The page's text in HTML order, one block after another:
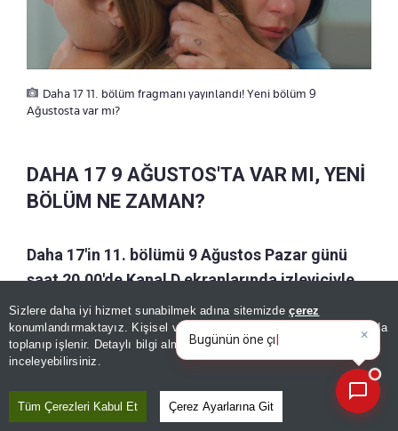
Sizlere daha iyi hizmet sunabilmek adına sitemizdeçerez
konumlandırmaktayız. Kişisel verileriniz, KVKK ve GDPR kapsamında
toplanıp işlenir. Detaylı bilgi almak içinAydınlatma Metnimizi
inceleyebilirsiniz.
Tüm Çerezleri Kabul Et Çerez Ayarlarına Git
Daha 17 11. bölüm fragmanı yayınlandı! Yeni bölüm 9
Ağustosta var mı?
DAHA 17 9 AĞUSTOS'TA VAR MI, YENİ
BÖLÜM NE ZAMAN?
Daha 17'in 11. bölümü 9 Ağustos Pazar günü
saat 20.00'de Kanal D ekranlarında izleyiciyle
buluşacak.
×
Bugünün öne çıkan manşetleri
ve gelişmeleri nele